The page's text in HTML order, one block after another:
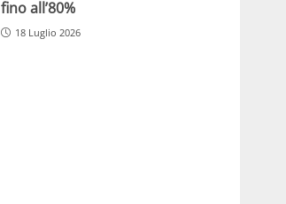
fino all’80%
18 Luglio 2026